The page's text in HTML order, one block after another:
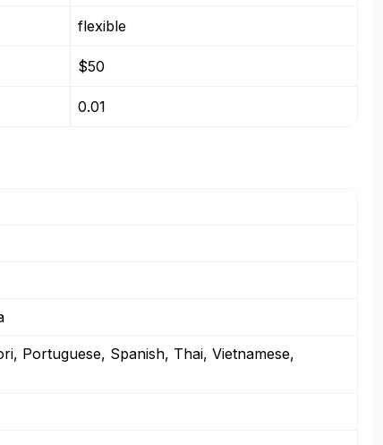
flexible
$50
0.01
Portuguese, Spanish, Thai, Vietnamese,